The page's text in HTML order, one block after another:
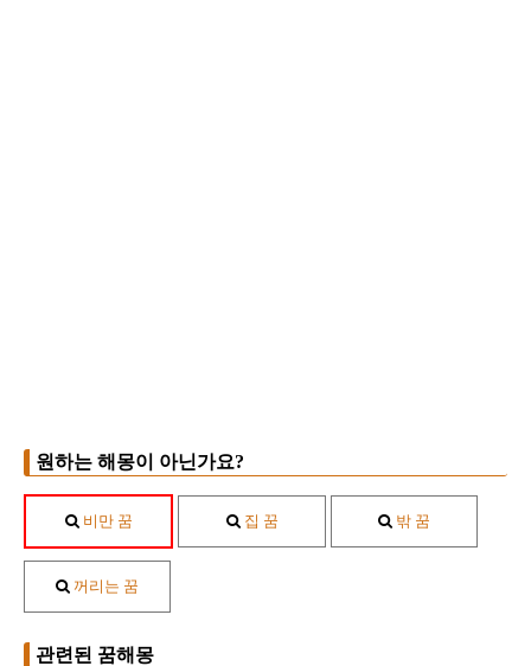
원하는 해몽이 아닌가요?
비만 꿈 집 꿈 밖 꿈
꺼리는 꿈
관련된 꿈해몽